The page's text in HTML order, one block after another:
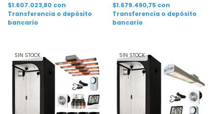
$1.607.023,80 con
Transferencia o depósito
bancario
$1.679.490,75 con
Transferencia o depósito
bancario
SIN STOCK SIN STOCK